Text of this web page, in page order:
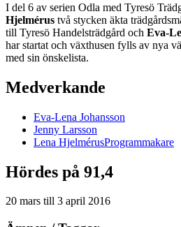
I del 6 av serien Odla med Tyresö
Hjelmérus två stycken äkta
till Tyresö Handelsträdgård och Eva-
har startat och växthusen fylls av nya
med sin önskelista.
Medverkande
Eva-Lena Johansson
Jenny Larsson
Lena HjelmérusProgrammakare
Hördes på 91,4
20 mars till 3 april 2016